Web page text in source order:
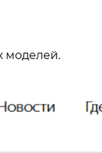
моделей.